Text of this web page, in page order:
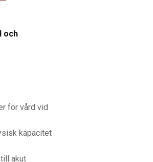
och
för vård vid
kapacitet
akut